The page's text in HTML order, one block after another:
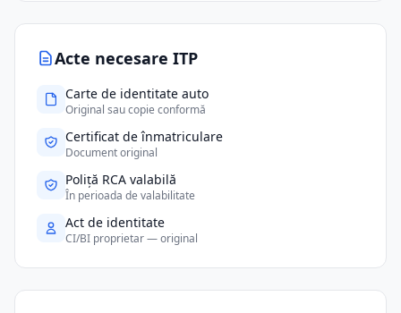
Acte necesare ITP
Carte de identitate auto
Original sau copie conformă
Certificat de înmatriculare
Document original
Poliță RCA valabilă
În perioada de valabilitate
Act de identitate
CI/BI proprietar — original